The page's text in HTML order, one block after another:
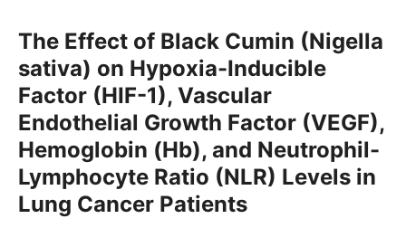
The Effect of Black Cumin (Nigella
sativa) on Hypoxia-Inducible
Factor (HIF-1), Vascular
Endothelial Growth Factor (VEGF),
Hemoglobin (Hb), and Neutrophil-
Lymphocyte Ratio (NLR) Levels in
Lung Cancer Patients